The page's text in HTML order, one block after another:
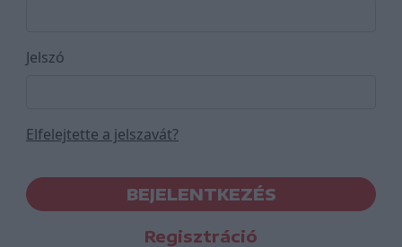
Jelszó
Elfelejtette a jelszavát?
BEJELENTKEZÉS
Regisztráció